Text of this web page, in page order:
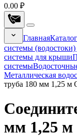
0.00 ₽
ГлавнаяКаталог
системы
системы для крыши
системы
Металлическая
труба 180 мм 1,25 м
мм 1,25 м